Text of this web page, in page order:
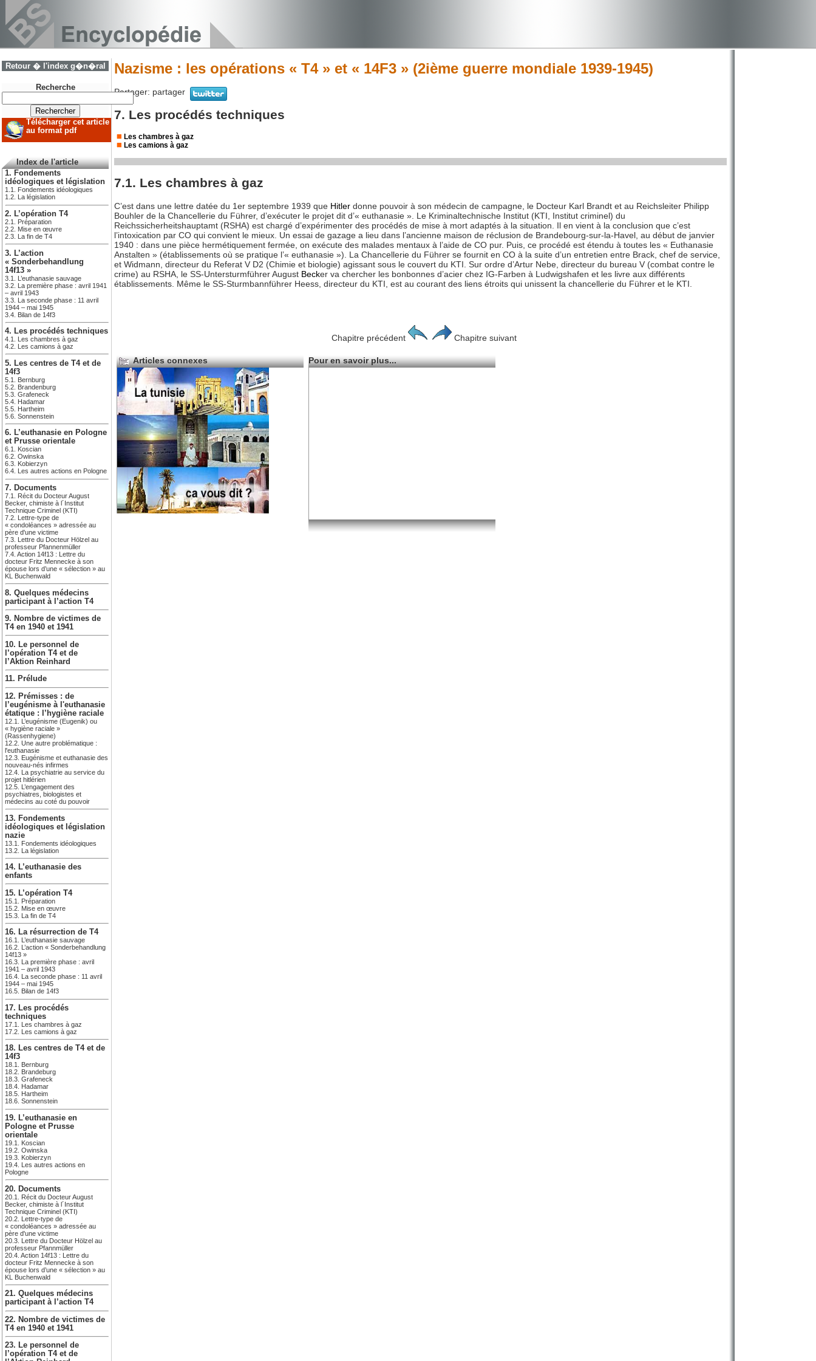
Retour � l'index g�n�ral
Recherche
Télécharger cet article
au format pdf
Index de l'article
1. Fondements
idéologiques et législation
1.1. Fondements idéologiques
1.2. La législation
2. L’opération T4
2.1. Préparation
2.2. Mise en œuvre
2.3. La fin de T4
3. L’action
« Sonderbehandlung
14f13 »
3.1. L’euthanasie sauvage
3.2. La première phase : avril 1941
– avril 1943
3.3. La seconde phase : 11 avril
1944 – mai 1945
3.4. Bilan de 14f3
4. Les procédés techniques
4.1. Les chambres à gaz
4.2. Les camions à gaz
5. Les centres de T4 et de
14f3
5.1. Bernburg
5.2. Brandenburg
5.3. Grafeneck
5.4. Hadamar
5.5. Hartheim
5.6. Sonnenstein
6. L’euthanasie en Pologne
et Prusse orientale
6.1. Koscian
6.2. Owinska
6.3. Kobierzyn
6.4. Les autres actions en Pologne
7. Documents
7.1. Récit du Docteur August
Becker, chimiste à l´Institut
Technique Criminel (KTI)
7.2. Lettre-type de
« condoléances » adressée au
père d'une victime
7.3. Lettre du Docteur Hölzel au
professeur Pfannenmüller
7.4. Action 14f13 : Lettre du
docteur Fritz Mennecke à son
épouse lors d’une « sélection » au
KL Buchenwald
8. Quelques médecins
participant à l’action T4
9. Nombre de victimes de
T4 en 1940 et 1941
10. Le personnel de
l’opération T4 et de
l’Aktion Reinhard
11. Prélude
12. Prémisses : de
l’eugénisme à l'euthanasie
étatique : l’hygiène raciale
12.1. L’eugénisme (Eugenik) ou
« hygiène raciale »
(Rassenhygiene)
12.2. Une autre problématique :
l'euthanasie
12.3. Eugénisme et euthanasie des
nouveau-nés infirmes
12.4. La psychiatrie au service du
projet hitlérien
12.5. L’engagement des
psychiatres, biologistes et
médecins au coté du pouvoir
13. Fondements
idéologiques et législation
nazie
13.1. Fondements idéologiques
13.2. La législation
14. L’euthanasie des
enfants
15. L’opération T4
15.1. Préparation
15.2. Mise en œuvre
15.3. La fin de T4
16. La résurrection de T4
16.1. L’euthanasie sauvage
16.2. L’action « Sonderbehandlung
14f13 »
16.3. La première phase : avril
1941 – avril 1943
16.4. La seconde phase : 11 avril
1944 – mai 1945
16.5. Bilan de 14f3
17. Les procédés
techniques
17.1. Les chambres à gaz
17.2. Les camions à gaz
18. Les centres de T4 et de
14f3
18.1. Bernburg
18.2. Brandeburg
18.3. Grafeneck
18.4. Hadamar
18.5. Hartheim
18.6. Sonnenstein
19. L’euthanasie en
Pologne et Prusse
orientale
19.1. Koscian
19.2. Owinska
19.3. Kobierzyn
19.4. Les autres actions en
Pologne
20. Documents
20.1. Récit du Docteur August
Becker, chimiste à l´Institut
Technique Criminel (KTI)
20.2. Lettre-type de
« condoléances » adressée au
père d'une victime
20.3. Lettre du Docteur Hölzel au
professeur Pfannmüller
20.4. Action 14f13 : Lettre du
docteur Fritz Mennecke à son
épouse lors d’une « sélection » au
KL Buchenwald
21. Quelques médecins
participant à l’action T4
22. Nombre de victimes de
T4 en 1940 et 1941
23. Le personnel de
l’opération T4 et de
Nazisme : les opérations « T4 » et « 14F3 » (2ième guerre mondiale 1939-1945)
Partager: partager
7. Les procédés techniques
Les chambres à gaz
Les camions à gaz
7.1. Les chambres à gaz
C’est dans une lettre datée du 1er septembre 1939 que Hitler donne pouvoir à son médecin de campagne, le Docteur Karl Brandt et au Reichsleiter Philipp
Bouhler de la Chancellerie du Führer, d’exécuter le projet dit d’« euthanasie ». Le Kriminaltechnische Institut (KTI, Institut criminel) du
Reichssicherheitshauptamt (RSHA) est chargé d’expérimenter des procédés de mise à mort adaptés à la situation. Il en vient à la conclusion que c’est
l’intoxication par CO qui convient le mieux. Un essai de gazage a lieu dans l’ancienne maison de réclusion de Brandebourg-sur-la-Havel, au début de janvier
1940 : dans une pièce hermétiquement fermée, on exécute des malades mentaux à l’aide de CO pur. Puis, ce procédé est étendu à toutes les « Euthanasie
Anstalten » (établissements où se pratique l’« euthanasie »). La Chancellerie du Führer se fournit en CO à la suite d’un entretien entre Brack, chef de service,
et Widmann, directeur du Referat V D2 (Chimie et biologie) agissant sous le couvert du KTI. Sur ordre d’Artur Nebe, directeur du bureau V (combat contre le
crime) au RSHA, le SS-Untersturmführer August Becker va chercher les bonbonnes d’acier chez IG-Farben à Ludwigshafen et les livre aux différents
établissements. Même le SS-Sturmbannführer Heess, directeur du KTI, est au courant des liens étroits qui unissent la chancellerie du Führer et le KTI.
Chapitre précédent Chapitre suivant
Articles connexes Pour en savoir plus...